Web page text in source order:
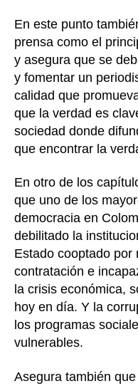
En este punto
prensa como el
y asegura que se
y fomentar un
calidad que
que la verdad es
sociedad donde
que encontrar la
En otro de los
que uno de los
democracia en
debilitado la
Estado cooptado por
contratación e
la crisis económica,
hoy en día. Y la
los programas
vulnerables.
Asegura también